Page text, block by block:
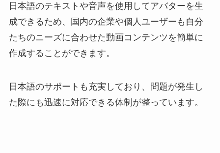
日本語のテキストや音声を使用してアバターを生
成できるため、国内の企業や個人ユーザーも自分
たちのニーズに合わせた動画コンテンツを簡単に
作成することができます。
日本語のサポートも充実しており、問題が発生し
た際にも迅速に対応できる体制が整っています。